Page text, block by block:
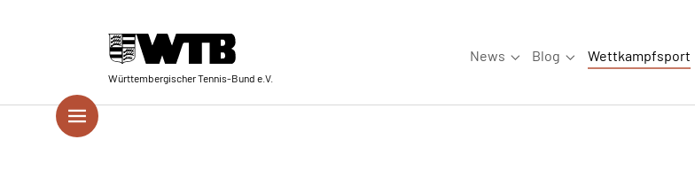
Württembergischer Tennis-Bund e.V.
News
Submenu for "News"
Blog
Submenu for "Blog"
Wettkampfsport